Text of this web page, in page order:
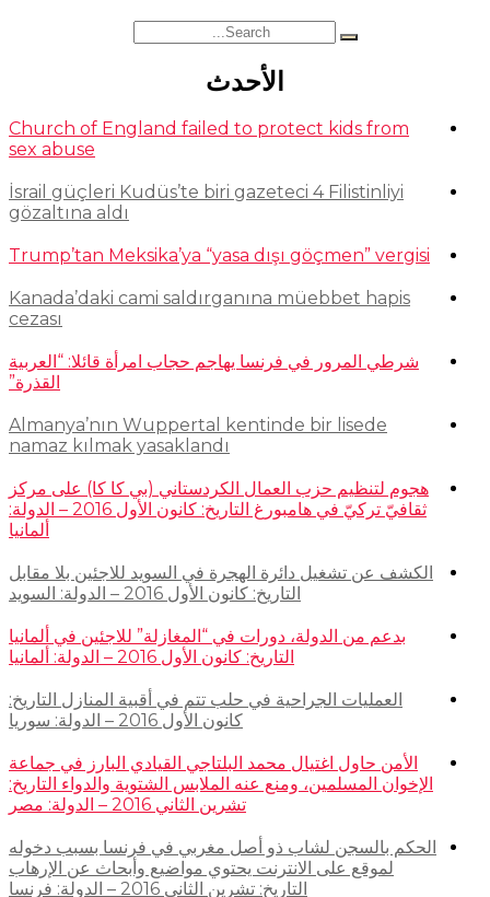
Search
for:
الأحدث
Church of England failed to protect kids from
sex abuse
İsrail güçleri Kudüs’te biri gazeteci 4 Filistinliyi
gözaltına aldı
Trump’tan Meksika’ya “yasa dışı göçmen” vergisi
Kanada’daki cami saldırganına müebbet hapis
cezası
شرطي المرور في فرنسا يهاجم حجاب امرأة قائلا: “العربية
القذرة”
Almanya’nın Wuppertal kentinde bir lisede
namaz kılmak yasaklandı
هجوم لتنظيم حزب العمال الكردستاني (بي كا كا) على مركز
ثقافيّ تركيّ في هامبورغ التاريخ: كانون الأول 2016 – الدولة:
ألمانيا
الكشف عن تشغيل دائرة الهجرة في السويد للاجئين بلا مقابل
التاريخ: كانون الأول 2016 – الدولة: السويد
بدعم من الدولة، دورات في “المغازلة” للاجئين في ألمانيا
التاريخ: كانون الأول 2016 – الدولة: ألمانيا
العمليات الجراحية في حلب تتم في أقبية المنازل التاريخ:
كانون الأول 2016 – الدولة: سوريا
الأمن حاول اغتيال محمد البلتاجي القيادي البارز في جماعة
الإخوان المسلمين، ومنع عنه الملابس الشتوية والدواء التاريخ:
تشرين الثاني 2016 – الدولة: مصر
الحكم بالسجن لشاب ذو أصل مغربي في فرنسا بسبب دخوله
لموقع على الانترنت يحتوي مواضيع وأبحاث عن الإرهاب
التاريخ: تشرين الثاني 2016 – الدولة: فرنسا